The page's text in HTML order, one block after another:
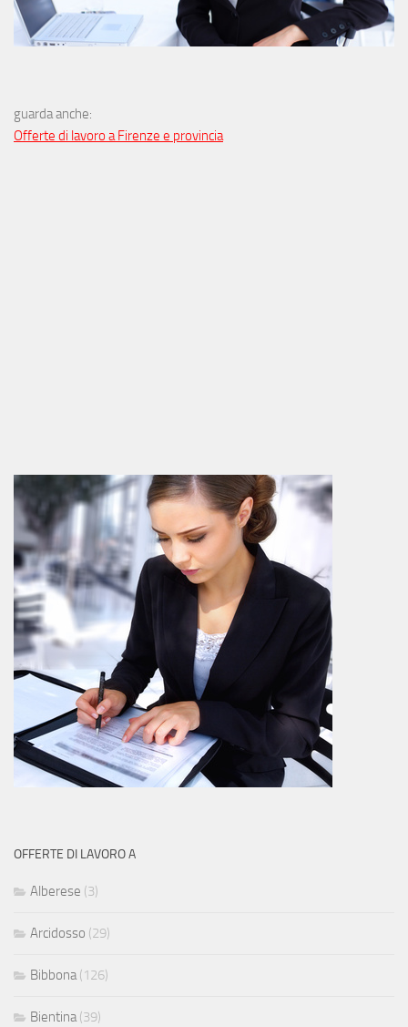
guarda anche:
Offerte di lavoro a Firenze e provincia
OFFERTE DI LAVORO A
Alberese (3)
Arcidosso (29)
Bibbona (126)
Bientina (39)